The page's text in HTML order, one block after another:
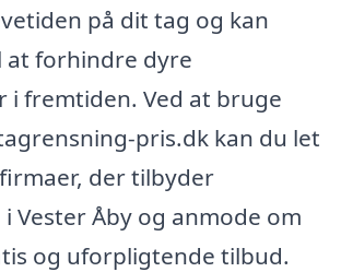
på dit tag og kan
forhindre dyre
i fremtiden. Ved at bruge
pris.dk kan du let
der tilbyder
Vester Åby og anmode om
og uforpligtende tilbud.